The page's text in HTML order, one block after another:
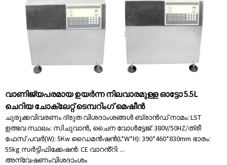
വാണിജ്യപരമായ ഉയർന്ന നിലവാരമുള്ള ഓട്ടോ 5.5L
ചെറിയ ചോക്ലേറ്റ് ടെമ്പറിംഗ് മെഷീൻ
ചുരുക്കവിവരണം ദ്രുത വിശദാംശങ്ങൾ ബ്രാൻഡ് നാമം: LST
ഉത്ഭവ സ്ഥലം: സിചുവാൻ, ചൈന വോൾട്ടേജ്: 380V/50HZ/ത്രീ
ഫേസ് പവർ(W): 5Kw ഡൈമൻഷൻ(L*W*H): 390*460*830mm ഭാരം:
55kg സർട്ടിഫിക്കേഷൻ: CE വാറൻ്റി: ...
അന്വേഷണംവിശദാംശം